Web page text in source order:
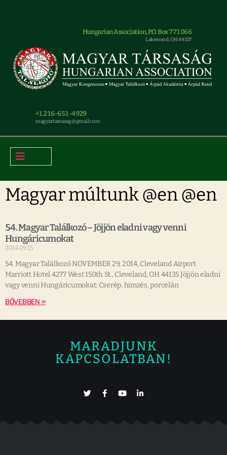
Hungarian Association, P.O. Box 771066
Lakewood, OH 44107
+1 216-651-4929
magyar.tarsasag@gmail.com
Magyar múltunk @en @en
54. Magyar Találkozó – Jöjjön eladni vagy venni
Hungáricumokat
2014.09.15.
54. Magyar Találkozó NOVEMBER 29, 2014, Cleveland Airport
Marriott Hotel 4277 West 150th St., Cleveland, OH 44135 Jöjjön eladni
vagy venni Hungáricumokat: Cserép, himzés, porcelán
BŐVEBBEN »
MARADJUNK
KAPCSOLATBAN!